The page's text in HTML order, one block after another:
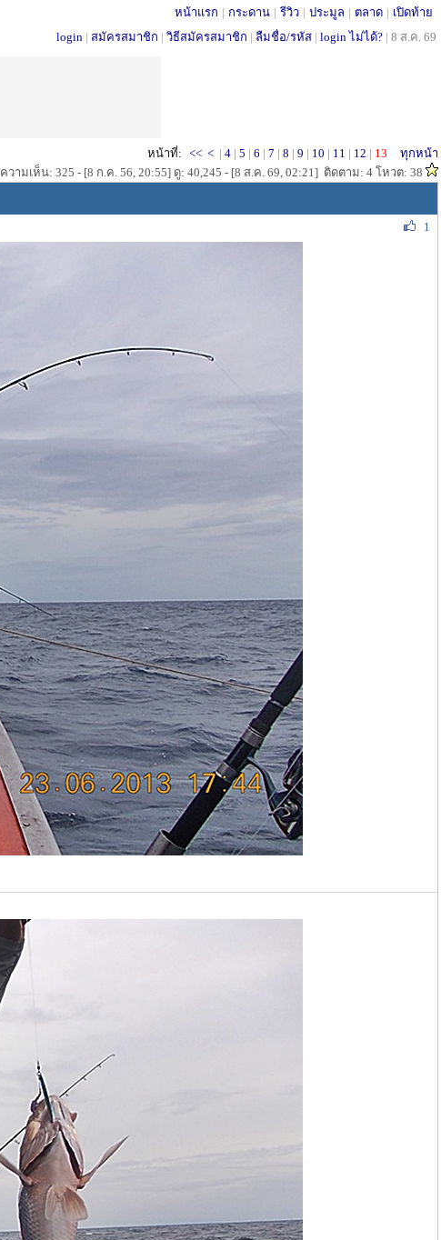
หน้าแรก | กระดาน | รีวิว | ประมูล | ตลาด | เปิดท้าย
login | สมัครสมาชิก | วิธีสมัครสมาชิก | ลืมชื่อ/รหัส | login ไม่ได้? | 8 ส.ค. 69
หน้าที่: << < | 4 | 5 | 6 | 7 | 8 | 9 | 10 | 11 | 12 | 13
ทุกหน้า
ความเห็น: 325 - [8 ก.ค. 56, 20:55] ดู: 40,245 - [8 ส.ค. 69, 02:21] ติดตาม: 4 โหวต: 38
1